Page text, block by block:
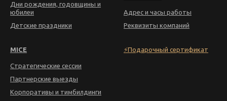
Дни рождения, годовщины и
юбилеи
Детские праздники
MICE
Стратегические сессии
Партнерские выезды
Корпоративы и тимбилдинги
Адрес и часы работы
Реквизиты компаний
⚡Подарочный сертификат